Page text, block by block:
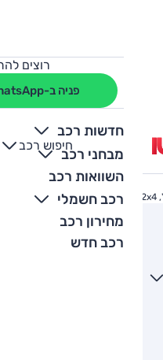
רוצים
פניה ב-WhatsApp
חדשות רכב
מבחני רכב
השוואות רכב
רכב חשמלי
מחירון רכב
רכב חדש
חיפוש רכב
+
-